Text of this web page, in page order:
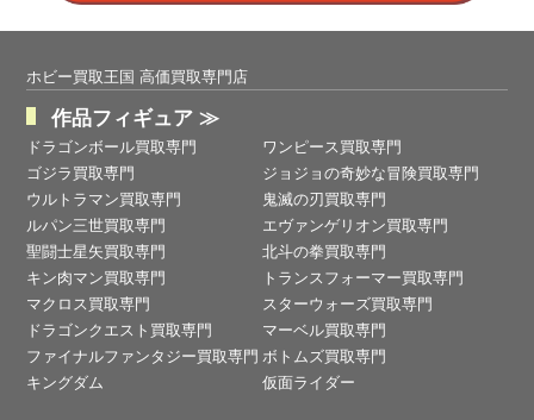
ホビー買取王国 高価買取専門店
作品フィギュア ≫
ドラゴンボール買取専門
ワンピース買取専門
ゴジラ買取専門
ジョジョの奇妙な冒険買取専門
ウルトラマン買取専門
鬼滅の刃買取専門
ルパン三世買取専門
エヴァンゲリオン買取専門
聖闘士星矢買取専門
北斗の拳買取専門
キン肉マン買取専門
トランスフォーマー買取専門
マクロス買取専門
スターウォーズ買取専門
ドラゴンクエスト買取専門
マーベル買取専門
ファイナルファンタジー買取専門 ボトムズ買取専門
キングダム
仮面ライダー